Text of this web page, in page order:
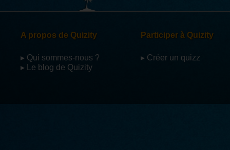
A propos de Quizity
▸ Qui sommes-nous ?
▸ Le blog de Quizity
Participer à Quizity
▸ Créer un quizz